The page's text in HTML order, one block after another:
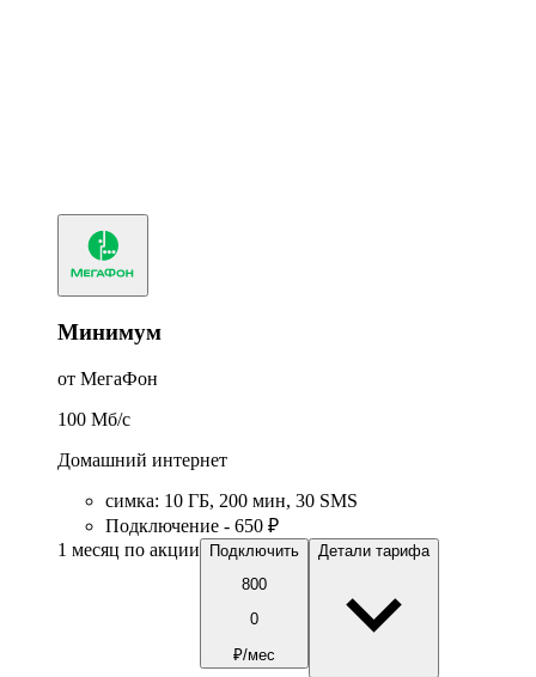
Минимум
от МегаФон
100 Мб/c
Домашний интернет
симка: 10 ГБ, 200 мин, 30 SMS
Подключение - 650 ₽
1 месяц по акции
Подключить
800
0
₽/мес
Детали тарифа